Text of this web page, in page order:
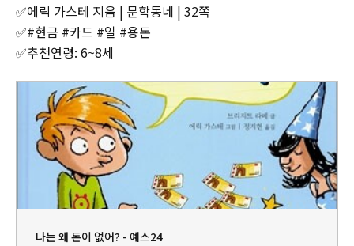
✅에릭 가스테 지음 | 문학동네 | 32쪽
✅#현금 #카드 #일 #용돈
✅추천연령: 6~8세
나는 왜 돈이 없어? - 예스24